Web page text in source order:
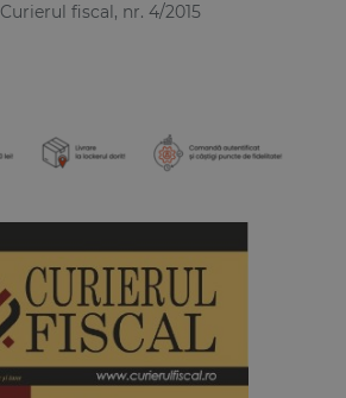
Curierul fiscal, nr. 4/2015